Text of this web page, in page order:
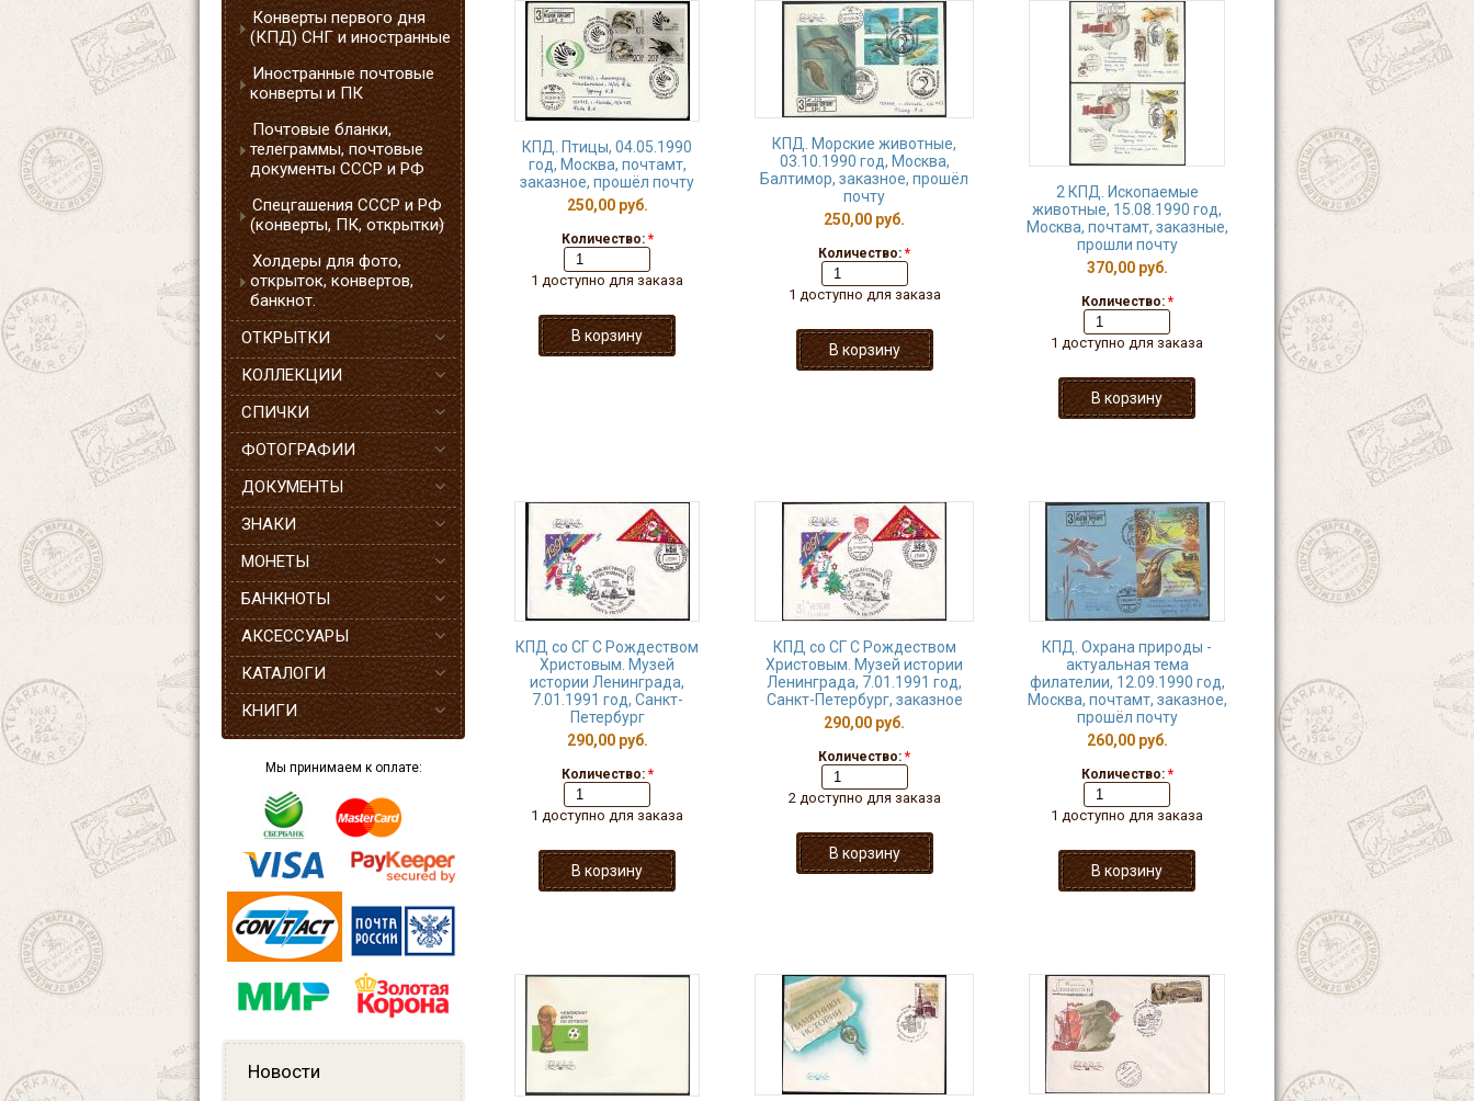
Конверты первого дня
(КПД) СНГ и иностранные
Иностранные почтовые
конверты и ПК
Почтовые бланки,
телеграммы, почтовые
документы СССР и РФ
Спецгашения СССР и РФ
(конверты, ПК, открытки)
Холдеры для фото,
открыток, конвертов,
банкнот.
ОТКРЫТКИ
КОЛЛЕКЦИИ
СПИЧКИ
ФОТОГРАФИИ
ДОКУМЕНТЫ
ЗНАКИ
МОНЕТЫ
БАНКНОТЫ
АКСЕССУАРЫ
КАТАЛОГИ
КНИГИ
Мы принимаем к оплате:
Новости
КПД. Птицы, 04.05.1990
год, Москва, почтамт,
заказное, прошёл почту
250,00 руб.
Количество: *
1 доступно для заказа
КПД. Морские животные,
03.10.1990 год, Москва,
Балтимор, заказное, прошёл
почту
250,00 руб.
Количество: *
1 доступно для заказа
2 КПД. Ископаемые
животные, 15.08.1990 год,
Москва, почтамт, заказные,
прошли почту
370,00 руб.
Количество: *
1 доступно для заказа
КПД со СГ С Рождеством
Христовым. Музей
истории Ленинграда,
7.01.1991 год, Санкт-
Петербург
290,00 руб.
Количество: *
1 доступно для заказа
КПД со СГ С Рождеством
Христовым. Музей истории
Ленинграда, 7.01.1991 год,
Санкт-Петербург, заказное
290,00 руб.
Количество: *
2 доступно для заказа
КПД. Охрана природы -
актуальная тема
филателии, 12.09.1990 год,
Москва, почтамт, заказное,
прошёл почту
260,00 руб.
Количество: *
1 доступно для заказа